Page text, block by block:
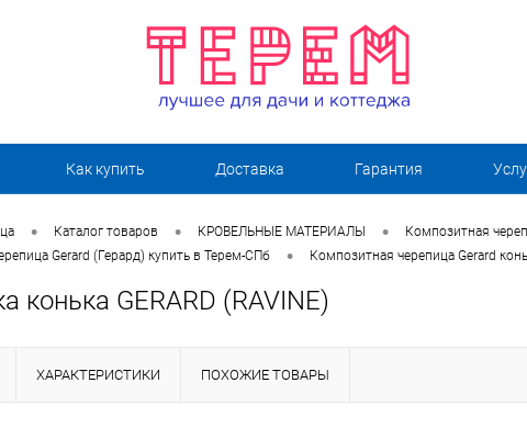
Как купить Доставка Гарантия
• Каталог товаров • КРОВЕЛЬНЫЕ МАТЕРИАЛЫ •
Композитная
Gerard (Герард) купить в Терем-СПб
• Композитная черепица Gerard
конька GERARD (RAVINE)
ХАРАКТЕРИСТИКИ ПОХОЖИЕ ТОВАРЫ